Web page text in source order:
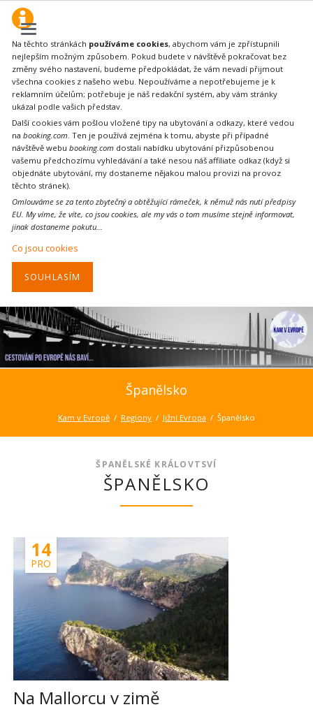
Na těchto stránkách používáme cookies, abychom vám je zpřístupnili
nejlepším možným způsobem. Pokud budete v návštěvě pokračovat bez
změny svého nastavení, budeme předpokládat, že vám nevadí přijmout
všechna cookies z našeho webu. Nepoužíváme a nepotřebujeme je k
reklamním účelům; potřebuje je náš redakční systém, aby vám stránky
ukázal podle vašich představ.
Další cookies vám pošlou vložené tipy na ubytování a odkazy, které vedou
nabooking.com . Ten je používá zejména k tomu, abyste při případné
návštěvě webubooking.com dostali nabídku ubytování přizpůsobenou
vašemu předchozímu vyhledávání a také nesou náš affiliate odkaz (když si
objednáte ubytování, my dostaneme nějakou malou provizi na provoz
těchto stránek).
Omlouváme se za tento zbytečný a obtěžující rámeček, k němuž nás nutí předpisy
EU. My víme, že víte, co jsou cookies, ale my vás o tom musíme stejně informovat,
jinak dostaneme pokutu...
Co jsou cookies
SOUHLASÍM
Španělsko
Kam v Evropě Regiony Jižní Evropa Španělsko
ŠPANĚLSKÉ KRÁLOVTSVÍ
ŠPANĚLSKO
14
PRO
Na Mallorcu v zimě